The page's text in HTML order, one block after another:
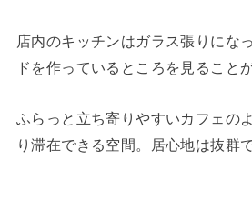
店内のキッチンはガラス張りにな
ドを作っているところを見ること
ふらっと立ち寄りやすいカフェの
り滞在できる空間。居心地は抜群